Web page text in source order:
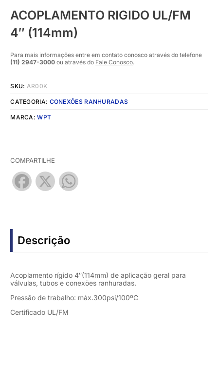
ACOPLAMENTO RIGIDO UL/FM
4″ (114mm)
Para mais informações entre em contato conosco através do telefone
(11) 2947-3000 ou através do Fale Conosco.
SKU: AR00K
CATEGORIA: CONEXÕES RANHURADAS
MARCA:WPT
COMPARTILHE
Facebook
X
Descrição
Acoplamento rígido 4″(114mm) de aplicação geral para
válvulas, tubos e conexões ranhuradas.
Pressão de trabalho: máx.300psi/100ºC
Certificado UL/FM